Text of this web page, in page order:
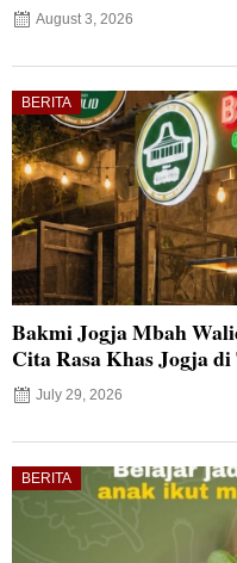
August 3, 2026
BERITA
Bakmi Jogja Mbah
Cita Rasa Khas Jogja
July 29, 2026
BERITA